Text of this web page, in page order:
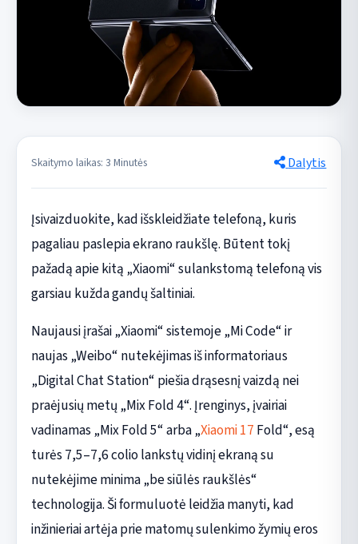
Skaitymo laikas: 3 Minutės Dalytis
Įsivaizduokite, kad išskleidžiate telefoną, kuris
pagaliau paslepia ekrano raukšlę. Būtent tokį
pažadą apie kitą „Xiaomi“ sulankstomą telefoną vis
garsiau kužda gandų šaltiniai.
Naujausi įrašai „Xiaomi“ sistemoje „Mi Code“ ir
naujas „Weibo“ nutekėjimas iš informatoriaus
„Digital Chat Station“ piešia drąsesnį vaizdą nei
praėjusių metų „Mix Fold 4“. Įrenginys, įvairiai
vadinamas „Mix Fold 5“ arba „Xiaomi 17 Fold“, esą
turės 7,5–7,6 colio lankstų vidinį ekraną su
nutekėjime minima „be siūlės raukšlės“
technologija. Ši formuluotė leidžia manyti, kad
inžinieriai artėja prie matomų sulenkimo žymių eros